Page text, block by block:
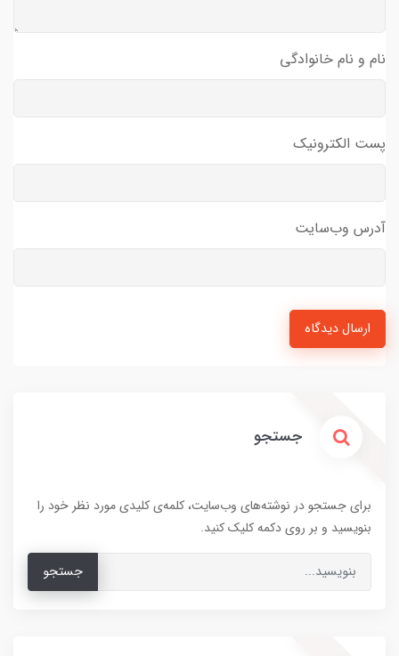
نام و نام خانوادگی
پست الکترونیک
آدرس وب‌سایت
ارسال دیدگاه
جستجو
برای جستجو در نوشته‌های وب‌سایت، کلمه‌ی کلیدی مورد نظر خود را
بنویسید و بر روی دکمه کلیک کنید.
جستجو